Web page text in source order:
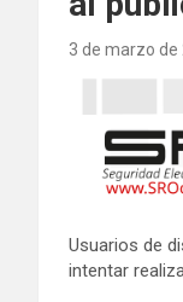
3 de marzo de
Usuarios de
intentar